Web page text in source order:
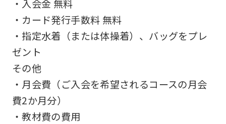
・入会金 無料
・カード発行手数料 無料
・指定水着（または体操着）、バッグをプレ
ゼント
その他
・月会費（ご入会を希望されるコースの月会
費2か月分）
・教材費の費用
accurate
translation.
may